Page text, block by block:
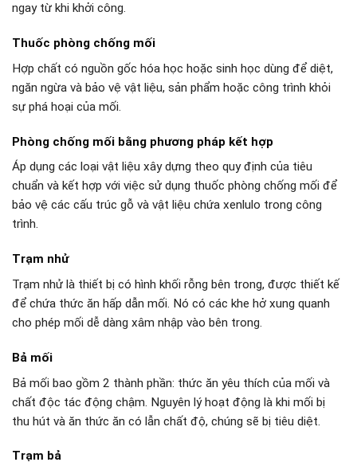
ngay từ khi khởi công.
Thuốc phòng chống mối
Hợp chất có nguồn gốc hóa học hoặc sinh học dùng để diệt,
ngăn ngừa và bảo vệ vật liệu, sản phẩm hoặc công trình khỏi
sự phá hoại của mối.
Phòng chống mối bằng phương pháp kết hợp
Áp dụng các loại vật liệu xây dựng theo quy định của tiêu
chuẩn và kết hợp với việc sử dụng thuốc phòng chống mối để
bảo vệ các cấu trúc gỗ và vật liệu chứa xenlulo trong công
trình.
Trạm nhử
Trạm nhử là thiết bị có hình khối rỗng bên trong, được thiết kế
để chứa thức ăn hấp dẫn mối. Nó có các khe hở xung quanh
cho phép mối dễ dàng xâm nhập vào bên trong.
Bả mối
Bả mối bao gồm 2 thành phần: thức ăn yêu thích của mối và
chất độc tác động chậm. Nguyên lý hoạt động là khi mối bị
thu hút và ăn thức ăn có lẫn chất độ, chúng sẽ bị tiêu diệt.
Trạm bả